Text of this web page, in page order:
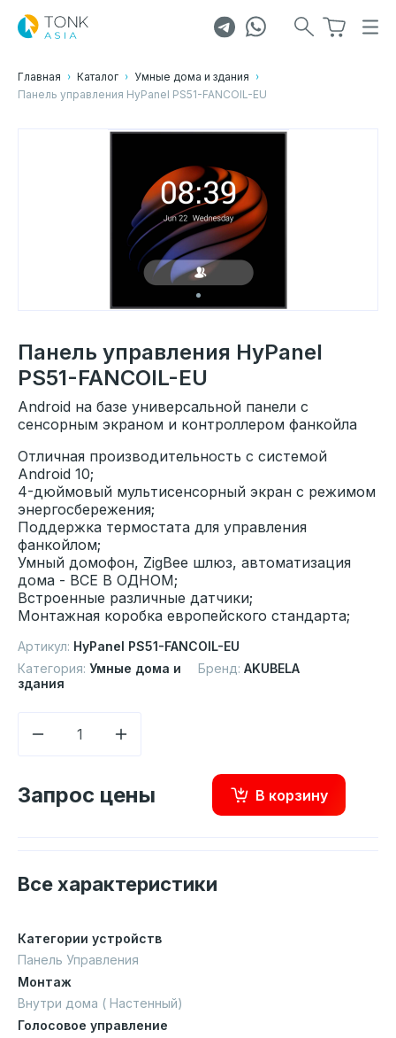
Главная Каталог
Умные дома и здания
Панель управления HyPanel PS51-FANCOIL-EU
Панель управления HyPanel
PS51-FANCOIL-EU
Android на базе универсальной панели с
сенсорным экраном и контроллером фанкойла
Отличная производительность с системой
Android 10;
4-дюймовый мультисенсорный экран с режимом
энергосбережения;
Поддержка термостата для управления
фанкойлом;
Умный домофон, ZigBee шлюз, автоматизация
дома - ВСЕ В ОДНОМ;
Встроенные различные датчики;
Монтажная коробка европейского стандарта;
Артикул: HyPanel PS51-FANCOIL-EU
Категория: Умные дома и
здания
Бренд: AKUBELA
Запрос цены В корзину
Все характеристики
Категории устройств
Панель Управления
Монтаж
Внутри дома ( Настенный)
Голосовое управление